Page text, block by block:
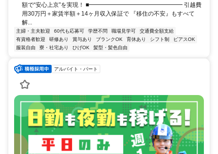
額で“安心上京”を実現！ ■━━━━━━━━━━━━━━━━ 引越費
用30万円＋家賃半額＋14ヶ月収入保証で 『移住の不安』もすべて
解...
主婦・主夫歓迎 60代も応募可 学歴不問 職場見学可
交通費全額支給
有資格者歓迎
研修あり 賞与あり ブランクOK 育休あり シフト制
ピアスOK
服装自由
寮・社宅あり ひげOK 髪型・髪色自由
アルバイト・パート